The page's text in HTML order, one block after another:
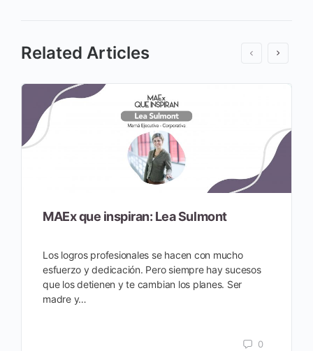
Related Articles
MAEx que inspiran: Lea Sulmont
Los logros profesionales se hacen con mucho
esfuerzo y dedicación. Pero siempre hay sucesos
que los detienen y te cambian los planes. Ser
madre y…
0